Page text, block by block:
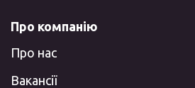
Про компанію
Про нас
Вакансії